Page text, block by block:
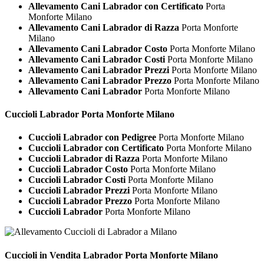
Allevamento Cani Labrador con Certificato Porta
Monforte Milano
Allevamento Cani Labrador di Razza Porta Monforte
Milano
Allevamento Cani Labrador Costo Porta Monforte Milano
Allevamento Cani Labrador Costi Porta Monforte Milano
Allevamento Cani Labrador Prezzi Porta Monforte Milano
Allevamento Cani Labrador Prezzo Porta Monforte Milano
Allevamento Cani Labrador Porta Monforte Milano
Cuccioli Labrador Porta Monforte Milano
Cuccioli Labrador con Pedigree Porta Monforte Milano
Cuccioli Labrador con Certificato Porta Monforte Milano
Cuccioli Labrador di Razza Porta Monforte Milano
Cuccioli Labrador Costo Porta Monforte Milano
Cuccioli Labrador CostiPorta Monforte Milano
Cuccioli Labrador PrezziPorta Monforte Milano
Cuccioli Labrador Prezzo Porta Monforte Milano
Cuccioli Labrador Porta Monforte Milano
Cuccioli in Vendita Labrador Porta Monforte Milano